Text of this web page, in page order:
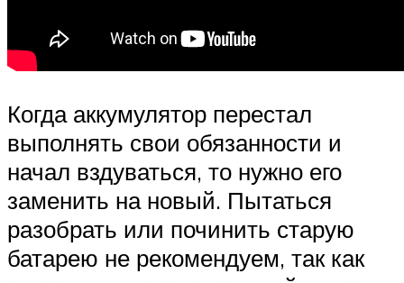
Когда аккумулятор перестал
выполнять свои обязанности и
начал вздуваться, то нужно его
заменить на новый. Пытаться
разобрать или починить старую
батарею не рекомендуем, так как